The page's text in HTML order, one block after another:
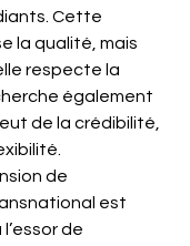
Cette
la qualité, mais
respecte la
également
de la crédibilité,
de
est
de